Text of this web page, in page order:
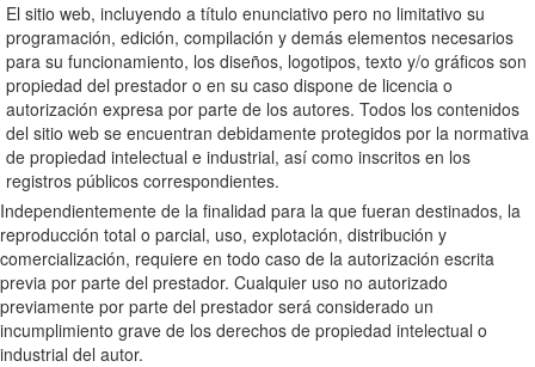
El sitio web, incluyendo a título enunciativo pero no limitativo su
programación, edición, compilación y demás elementos necesarios
para su funcionamiento, los diseños, logotipos, texto y/o gráficos son
propiedad del prestador o en su caso dispone de licencia o
autorización expresa por parte de los autores. Todos los contenidos
del sitio web se encuentran debidamente protegidos por la normativa
de propiedad intelectual e industrial, así como inscritos en los
registros públicos correspondientes.
Independientemente de la finalidad para la que fueran destinados, la
reproducción total o parcial, uso, explotación, distribución y
comercialización, requiere en todo caso de la autorización escrita
previa por parte del prestador. Cualquier uso no autorizado
previamente por parte del prestador será considerado un
incumplimiento grave de los derechos de propiedad intelectual o
industrial del autor.